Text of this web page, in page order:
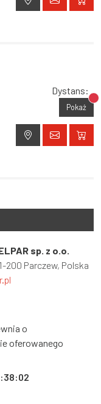
Dystans:
Pokaż
sp. z o.o.
200 Parczew, Polska
o
oferowanego